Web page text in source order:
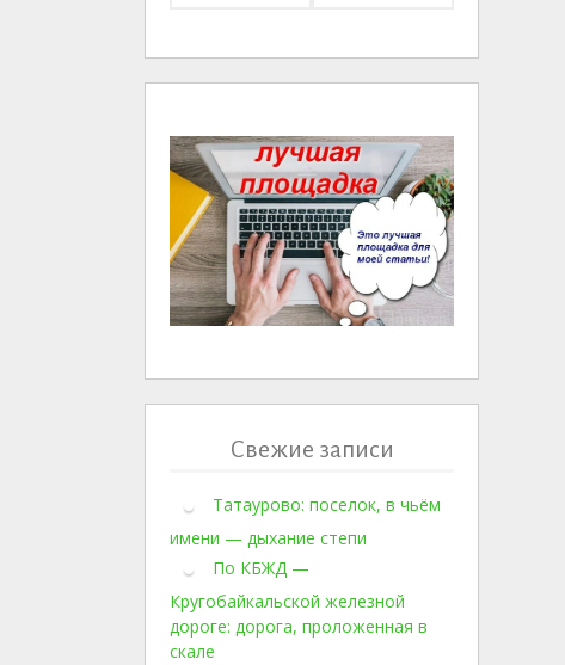
Свежие записи
Татаурово: поселок, в чьём
имени — дыхание степи
По КБЖД —
Кругобайкальской железной
дороге: дорога, проложенная в
скале